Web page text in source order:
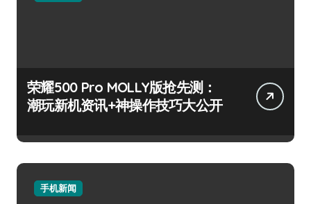
荣耀500 Pro MOLLY版抢先测：
潮玩新机资讯+神操作技巧大公开
手机新闻